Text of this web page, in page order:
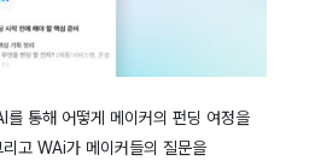
를 통해 어떻게 메이커의 펀딩 여정을
고 WAi가 메이커들의 질문을